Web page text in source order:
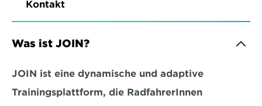
Kontakt
Was ist JOIN?
JOIN ist eine dynamische und adaptive
Trainingsplattform, die RadfahrerInnen